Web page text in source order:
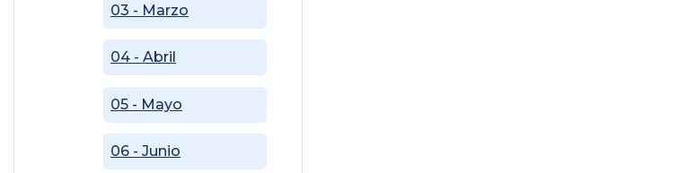
03 - Marzo
04 - Abril
05 - Mayo
06 - Junio